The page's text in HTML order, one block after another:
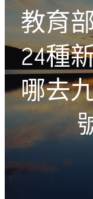
教育
24種
哪去